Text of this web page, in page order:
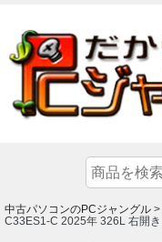
中古パソコンのPCジャングル >
C33ES1-C 2025年 326L 右開